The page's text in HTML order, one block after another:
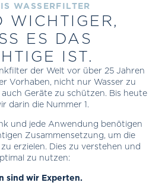
WASSERFILTER
WICHTIGER,
ES DAS
IST.
der Welt vor über 25 Jahren
Vorhaben, nicht nur Wasser zu
Geräte zu schützen. Bis heute
darin die Nummer 1.
und jede Anwendung benötigen
Zusammensetzung, um die
erzielen. Dies zu verstehen und
zu nutzen:
sind wir Experten.